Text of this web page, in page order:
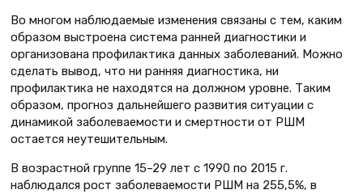
Во многом наблюдаемые изменения связаны с тем, каким
образом выстроена система ранней диагностики и
организована профилактика данных заболеваний. Можно
сделать вывод, что ни ранняя диагностика, ни
профилактика не находятся на должном уровне. Таким
образом, прогноз дальнейшего развития ситуации с
динамикой заболеваемости и смертности от РШМ
остается неутешительным.
В возрастной группе 15–29 лет с 1990 по 2015 г.
наблюдался рост заболеваемости РШМ на 255,5%, в